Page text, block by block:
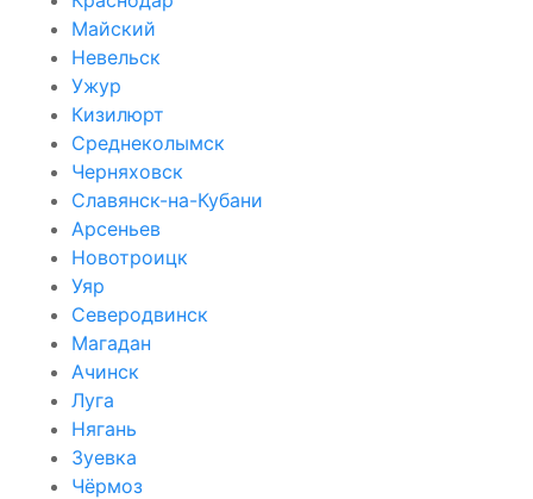
Майский
Невельск
Ужур
Кизилюрт
Среднеколымск
Черняховск
Славянск-на-Кубани
Арсеньев
Новотроицк
Уяр
Северодвинск
Магадан
Ачинск
Луга
Нягань
Зуевка
Чёрмоз